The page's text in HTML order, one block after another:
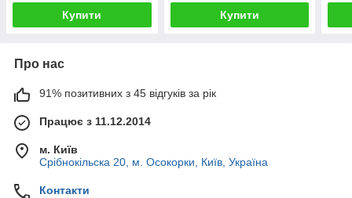
Купити Купити
Про нас
91% позитивних з 45 відгуків за рік
Працює з 11.12.2014
м. Київ
Срібнокільска 20, м. Осокорки, Київ, Україна
Контакти